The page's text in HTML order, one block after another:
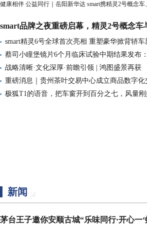
健康相伴 公益同行｜岳阳新华达 smart携精灵2号概念
smart品牌之夜重磅启幕，精灵2号概念车
smart精灵6号全球首次亮相 重塑豪华掀背轿车
蔡司小瞳堡镜片6个月临床试验中期结果发布
战略清晰·文化深厚·前瞻引领 | 鸿图盛景再获
重磅消息｜贵州茶叶交易中心成立商品数字化
极狐T1的语音，把车窗开到百分之七，风量
新闻
茅台王子邀你安顺古城“乐味同行·开心一‘